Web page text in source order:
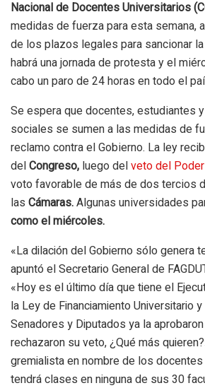
Nacional de Docentes Universitarios
medidas de fuerza para esta semana,
de los plazos legales para sancionar
habrá una jornada de protesta y el
cabo un paro de 24 horas en todo el
Se espera que docentes, estudiantes
sociales se sumen a las medidas de
reclamo contra el Gobierno. La ley
del Congreso, luego del veto del
voto favorable de más de dos tercios
las Cámaras. Algunas universidades
como el miércoles.
«La dilación del Gobierno sólo genera
apuntó el Secretario General de
«Hoy es el último día que tiene el
la Ley de Financiamiento Universitario
Senadores y Diputados ya la
rechazaron su veto, ¿Qué más
gremialista en nombre de los
tendrá clases en ninguna de sus 30